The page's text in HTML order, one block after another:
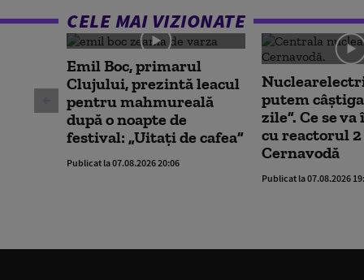
CELE MAI VIZIONATE
Emil Boc, primarul
Clujului, prezintă leacul
pentru mahmureală
după o noapte de
festival: „Uitați de cafea”
Publicat la 07.08.2026 20:06
putem
zile”. Ce se
cu reactorul 2
Cernavodă
Publicat la 07.08.2026